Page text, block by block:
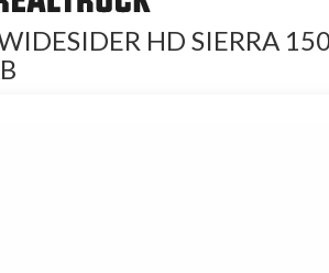
HD SIERRA